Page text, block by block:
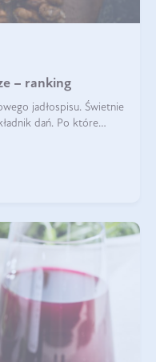
– ranking
jadłospisu. Świetnie
dań. Po które